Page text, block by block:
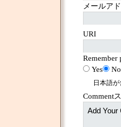
メールア
URI
Remember
Yes
No
日本語
Comment